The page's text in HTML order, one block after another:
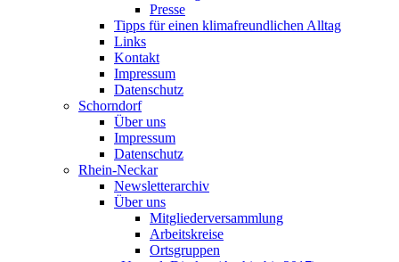
Presse
Tipps für einen klimafreundlichen Alltag
Links
Kontakt
Impressum
Datenschutz
Schorndorf
Über uns
Impressum
Datenschutz
Rhein-Neckar
Newsletterarchiv
Über uns
Mitgliederversammlung
Arbeitskreise
Ortsgruppen